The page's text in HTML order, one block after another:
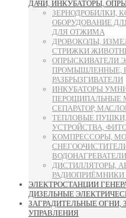
ДАЧИ, ИНКУБАТОРЫ,
ЗЕРНОДРОБИЛКИ,
ОБОРУДОВАНИЕ
ДЛЯ ОТЖИМА
ДРОВОКОЛЫ,
СТРИЖКИ
ОПРЫСКИВАТЕЛИ
ПРОМЫШЛЕННЫЕ,
РАЗБРЫЗГИВАТЕЛИ
ИНКУБАТОРЫ
ПЕРОЩИПАЛЬНЫЕ
СЕПАРАТОР,
ТЕПЛОВЫЕ ПУШКИ,
УСТРОЙСТВА,
КОМПРЕССОРЫ,
ВОДОНАГРЕВАТЕЛИ
ДИСТИЛЛЯТОРЫ,
РАДИОПРИЁМНИКИ
ЭЛЕКТРОСТАНЦИИ
ДИЗЕЛЬНЫЕ
ЗАГРАДИТЕЛЬНЫЕ
УПРАВЛЕНИЯ